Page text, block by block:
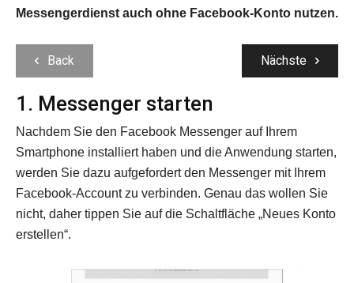
Messengerdienst auch ohne Facebook-Konto nutzen.
Back Nächste
1. Messenger starten
Nachdem Sie den Facebook Messenger auf Ihrem
Smartphone installiert haben und die Anwendung starten,
werden Sie dazu aufgefordert den Messenger mit Ihrem
Facebook-Account zu verbinden. Genau das wollen Sie
nicht, daher tippen Sie auf die Schaltfläche „Neues Konto
erstellen“.